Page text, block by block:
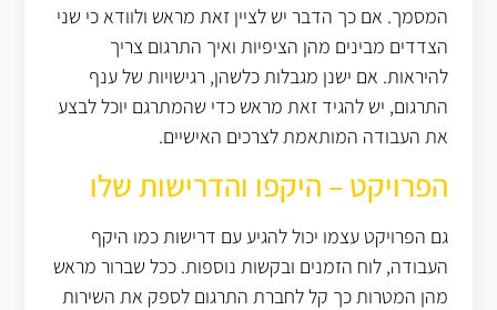
המסמך. אם כך הדבר יש לציין זאת מראש ולוודא כי שני
הצדדים מבינים מהן הציפיות ואיך התרגום צריך
להיראות. אם ישנן מגבלות כלשהן, רגישויות של ענף
התרגום, יש להגיד זאת מראש כדי שהמתרגם יוכל לבצע
את העבודה המותאמת לצרכים האישיים.
הפרויקט – היקפו והדרישות שלו
גם הפרויקט עצמו יכול להגיע עם דרישות כמו היקף
העבודה, לוח הזמנים ובקשות נוספות. ככל שברור מראש
מהן המטרות כך קל לחברת התרגום לספק את השירות